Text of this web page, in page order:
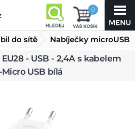
0
do sítě
Nabíječky microUSB
Nabíječka Foneng
- USB - 2,4A s kabelem
Micro USB bílá